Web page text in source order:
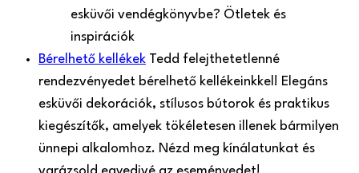
esküvői vendégkönyvbe? Ötletek és
inspirációk
Bérelhető kellékek Tedd felejthetetlenné
rendezvényedet bérelhető kellékeinkkel! Elegáns
esküvői dekorációk, stílusos bútorok és praktikus
kiegészítők, amelyek tökéletesen illenek bármilyen
ünnepi alkalomhoz. Nézd meg kínálatunkat és